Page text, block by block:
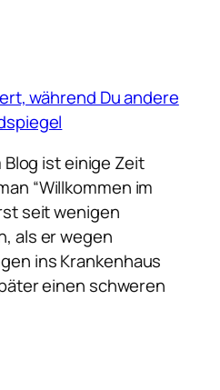
während Du andere
ist einige Zeit
“Willkommen im
seit wenigen
als er wegen
ins Krankenhaus
einen schweren